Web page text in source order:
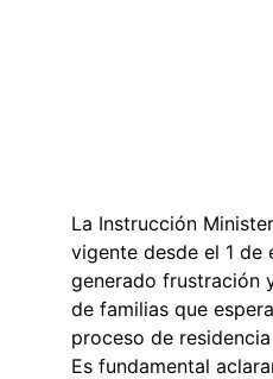
La Instrucción
vigente desde el 1 de
generado frustración
de familias que
proceso de
Es fundamental